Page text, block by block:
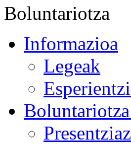
Boluntariotza
Informazioa
Legeak